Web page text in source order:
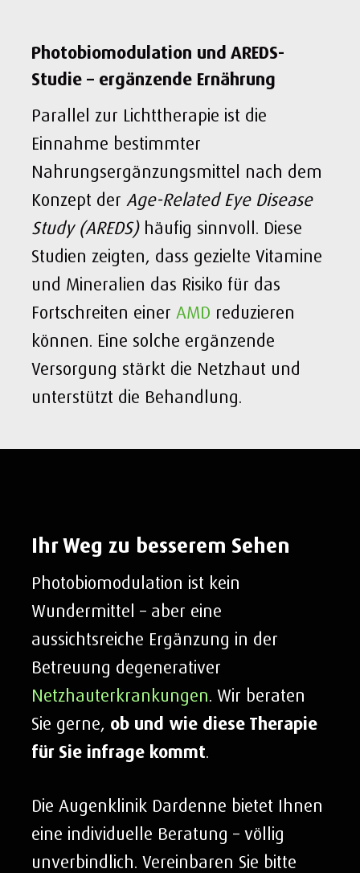
Photobiomodulation und AREDS-
Studie – ergänzende Ernährung
Parallel zur Lichttherapie ist die
Einnahme bestimmter
Nahrungsergänzungsmittel nach dem
Konzept der Age-Related Eye Disease
Study (AREDS)häufig sinnvoll. Diese
Studien zeigten, dass gezielte Vitamine
und Mineralien das Risiko für das
Fortschreiten einer AMD reduzieren
können. Eine solche ergänzende
Versorgung stärkt die Netzhaut und
unterstützt die Behandlung.
Ihr Weg zu besserem Sehen
Photobiomodulation ist kein
Wundermittel – aber eine
aussichtsreiche Ergänzung in der
Betreuung degenerativer
Netzhauterkrankungen. Wir beraten
Sie gerne, ob und wie diese Therapie
für Sie infrage kommt.
Die Augenklinik Dardenne bietet Ihnen
eine individuelle Beratung – völlig
unverbindlich. Vereinbaren Sie bitte